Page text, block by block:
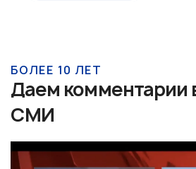
БОЛЕЕ 10 ЛЕТ
Даем комментарии
СМИ